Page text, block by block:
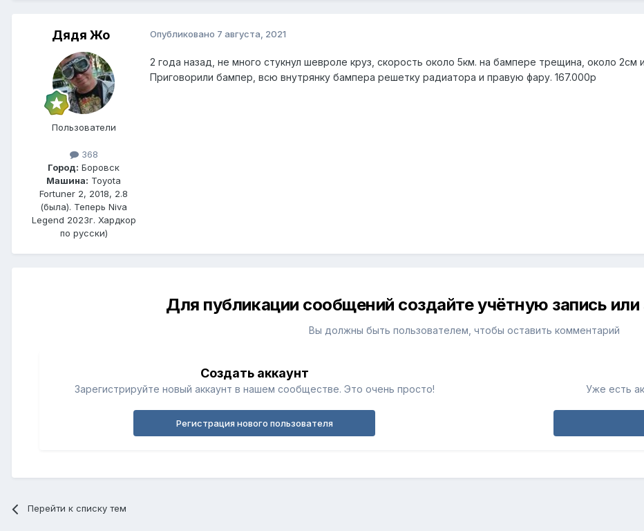
Дядя Жо
Пользователи
368
Город: Боровск
Машина: Toyota
Fortuner 2, 2018, 2.8
(была). Теперь Niva
Legend 2023г. Хардкор
по русски)
Опубликовано 7 августа, 2021
2 года назад, не много стукнул шевроле круз, скорость около 5км. на бампере трещина, около 2см
Приговорили бампер, всю внутрянку бампера решетку радиатора и правую фару. 167.000р
Для публикации сообщений создайте учётную запись или
Вы должны быть пользователем, чтобы оставить комментарий
Создать аккаунт
Зарегистрируйте новый аккаунт в нашем сообществе. Это очень просто!
Регистрация нового пользователя
Уже есть
Перейти к списку тем